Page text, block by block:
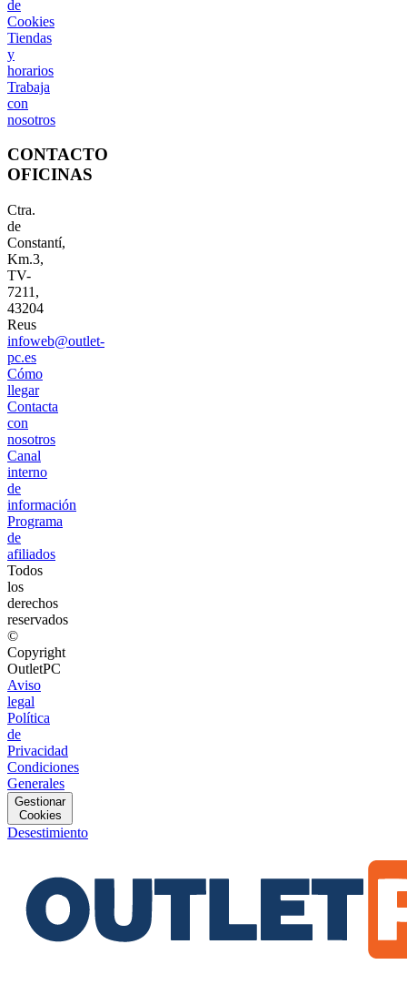
de
Cookies
Tiendas
y
horarios
Trabaja
con
nosotros
CONTACTO
OFICINAS
Ctra.
de
Constantí,
Km.3,
TV-
7211,
43204
Reus
infoweb@outlet-
pc.es
Cómo
llegar
Contacta
con
nosotros
Canal
interno
de
información
Programa
de
afiliados
Todos
los
derechos
reservados
©
Copyright
OutletPC
Aviso
legal
Política
de
Privacidad
Condiciones
Generales
Gestionar
Cookies
Desestimiento